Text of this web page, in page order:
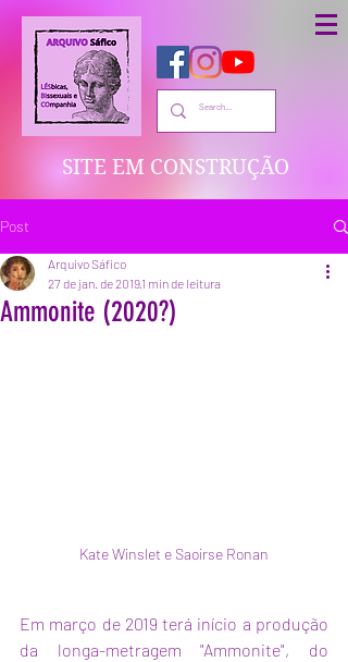
SITE EM CONSTRUÇÃO
Post
Ammonite (2020?)
Arquivo Sáfico
27 de jan. de 20191 min de leitura
Kate Winslet e Saoirse Ronan
Em março de 2019 terá início a produção
da longa-metragem "Ammonite", do